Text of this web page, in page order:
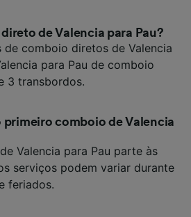
de Valencia para Pau?
de comboio diretos de Valencia
para Pau de comboio
3 transbordos.
primeiro comboio de Valencia
Valencia para Pau parte às
serviços podem variar durante
feriados.